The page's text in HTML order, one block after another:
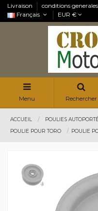
Livraison
conditions
Français
EUR €
Menu Rechercher
ACCUEIL
POULIES
POULIE POUR TORO
POULIE